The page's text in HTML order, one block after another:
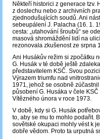
Někteří historici z generace tzv.
z doslechu nebo z archivních
zjednodušujících soudů. Ani
sebeupálení J. Palacha (16. 1.
cesta: „utahování šroubů“ se
masová shromáždění lidí na
rezonovala zkušenost ze srpna
Ani Husákův režim si zpočátku
G. Husák v té době ještě
představitelem KSČ. Svou
Výrazem triumfu nad
1971, jehož se osobně
působení G. Husáka v čele
Vítězného února v roce 1973.
V době, kdy si G. Husák
to, aby se mu to mohlo podařit.
sovětské okupaci mohly vést k
dobře vědom. Proto ta urputná